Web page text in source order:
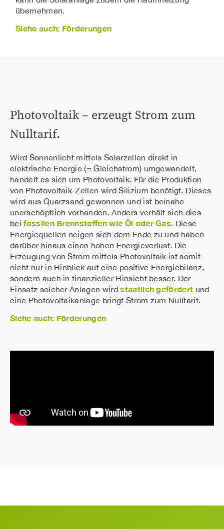
übernehmen.
Siehe auch: Förderungen
Photovoltaik – erzeugt Strom zum
Nulltarif.
Wird Sonnenlicht mittels Solarzellen direkt in
elektrische Energie (= Gleichstrom) umgewandelt,
handelt es sich um Photovoltaik. Für die Produktion
von Photovoltaik-Zellen wird Silizium benötigt. Dieses
wird aus Quarzsand gewonnen und ist beinahe
unerschöpflich vorhanden. Anders verhält sich dies
beifossilen Brennstoffen wie Öl oder Gas. Diese
Energiequellen neigen sich dem Ende zu und haben
darüber hinaus einen hohen Energieverlust. Die
Erzeugung von Strom mittels Photovoltaik ist somit
nicht nur in Hinblick auf eine positive Energiebilanz,
sondern auch in finanzieller Hinsicht besser. Der
Einsatz solcher Anlagen wirdstaatlich gefördert und
eine Photovoltaikanlage bringt Strom zum Nulltarif.
Siehe auch: Förderungen